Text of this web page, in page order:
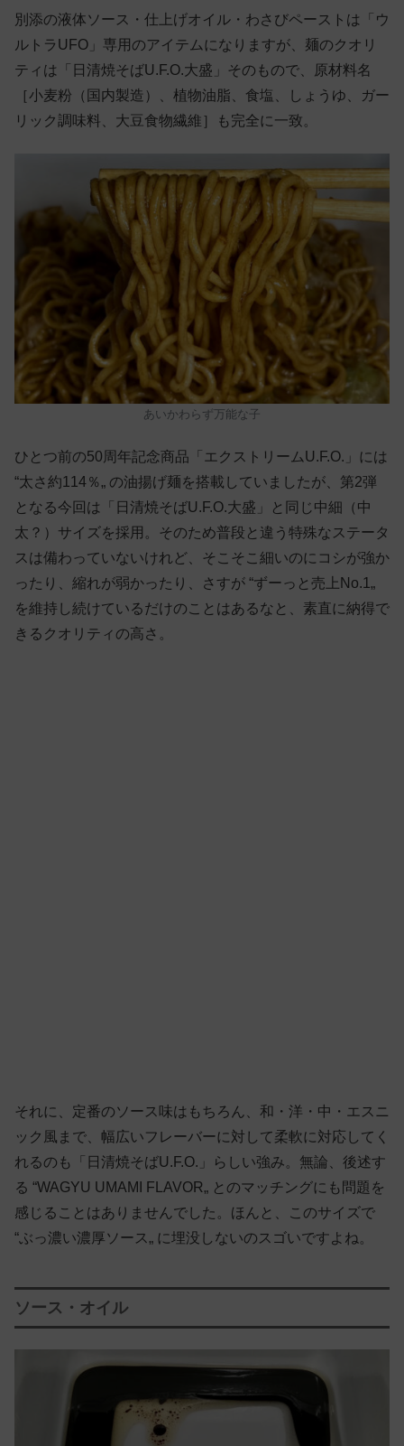
別添の液体ソース・仕上げオイル・わさびペーストは「ウ
ルトラUFO」専用のアイテムになりますが、麺のクオリ
ティは「日清焼そばU.F.O.大盛」そのもので、原材料名
［小麦粉（国内製造）、植物油脂、食塩、しょうゆ、ガー
リック調味料、大豆食物繊維］も完全に一致。
あいかわらず万能な子
ひとつ前の50周年記念商品「エクストリームU.F.O.」には
“太さ約114％„ の油揚げ麺を搭載していましたが、第2弾
となる今回は「日清焼そばU.F.O.大盛」と同じ中細（中
太？）サイズを採用。そのため普段と違う特殊なステータ
スは備わっていないけれど、そこそこ細いのにコシが強か
ったり、縮れが弱かったり、さすが “ずーっと売上No.1„
を維持し続けているだけのことはあるなと、素直に納得で
きるクオリティの高さ。
それに、定番のソース味はもちろん、和・洋・中・エスニ
ック風まで、幅広いフレーバーに対して柔軟に対応してく
れるのも「日清焼そばU.F.O.」らしい強み。無論、後述す
る “WAGYU UMAMI FLAVOR„ とのマッチングにも問題を
感じることはありませんでした。ほんと、このサイズで
“ぶっ濃い濃厚ソース„ に埋没しないのスゴいですよね。
ソース・オイル